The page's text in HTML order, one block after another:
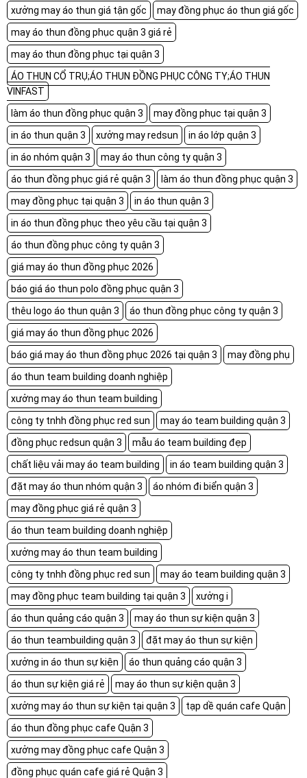
xưởng may áo thun giá tận gốc
may đồng phục áo thun giá gốc
may áo thun đồng phục quận 3 giá rẻ
may áo thun đồng phục tại quận 3
ÁO THUN CỔ TRỤ;ÁO THUN ĐỒNG PHỤC CÔNG TY;ÁO THUN
VINFAST
làm áo thun đồng phục quận 3
may đồng phục tại quận 3
in áo thun quận 3
xưởng may redsun
in áo lớp quận 3
in áo nhóm quận 3
may áo thun công ty quận 3
áo thun đồng phục giá rẻ quận 3
làm áo thun đồng phục quận 3
may đồng phục tại quận 3
in áo thun quận 3
in áo thun đồng phục theo yêu cầu tại quận 3
áo thun đồng phục công ty quận 3
giá may áo thun đồng phục 2026
báo giá áo thun polo đồng phục quận 3
thêu logo áo thun quận 3
áo thun đồng phục công ty quận 3
giá may áo thun đồng phục 2026
báo giá may áo thun đồng phục 2026 tại quận 3
may đồng phụ
áo thun team building doanh nghiệp
xưởng may áo thun team building
công ty tnhh đồng phục red sun
may áo team building quận 3
đồng phục redsun quận 3
mẫu áo team building đẹp
chất liệu vải may áo team building
in áo team building quận 3
đặt may áo thun nhóm quận 3
áo nhóm đi biển quận 3
may đồng phục giá rẻ quận 3
áo thun team building doanh nghiệp
xưởng may áo thun team building
công ty tnhh đồng phục red sun
may áo team building quận 3
may đồng phục team building tại quận 3
xưởng i
áo thun quảng cáo quận 3
may áo thun sự kiện quận 3
áo thun teambuilding quận 3
đặt may áo thun sự kiện
xưởng in áo thun sự kiện
áo thun quảng cáo quận 3
áo thun sự kiện giá rẻ
may áo thun sự kiện quận 3
xưởng may áo thun sự kiện tại quận 3
tạp dề quán cafe Quận
áo thun đồng phục cafe Quận 3
xưởng may đồng phục cafe Quận 3
đồng phục quán cafe giá rẻ Quận 3